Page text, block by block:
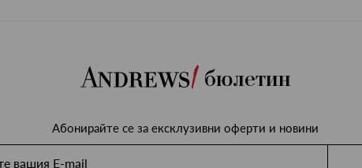
бюлетин
Абонирайте се за ексклузивни оферти и новини